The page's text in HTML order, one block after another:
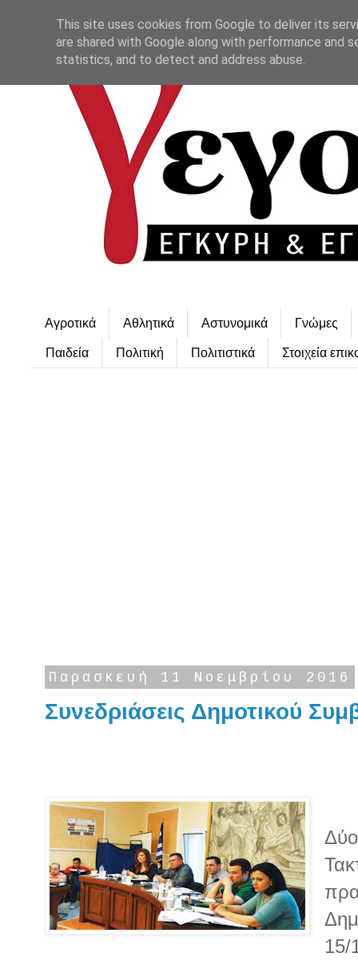
Αγροτικά Αθλητικά Αστυνομικά Γνώμες
Παιδεία Πολιτική Πολιτιστικά Στοιχεία
Παρασκευή 11 Νοεμβρίου 2016
Συνεδριάσεις Δημοτικού
Δύο
15/
This site uses cookies from Google to deliver its
are shared with Google along with performance and
statistics, and to detect and address abuse.